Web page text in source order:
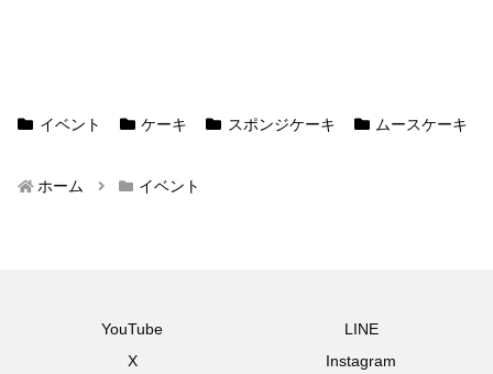
イベント ケーキ スポンジケーキ ムースケーキ
ホーム イベント
YouTube
LINE
X
Instagram